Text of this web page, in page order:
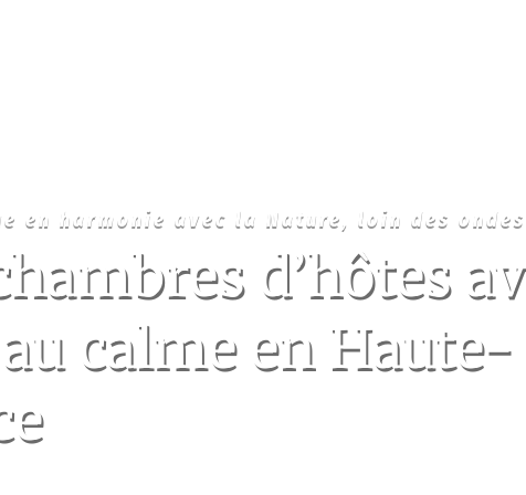
en harmonie avec la Nature, loin des ondes
d’hôtes
calme en Haute-